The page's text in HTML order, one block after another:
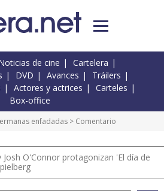
de cine
Cartelera
DVD Avances
Tráilers
Actores y actrices
Carteles
Box-office
enfadadas > Comentario
Josh O'Connor protagonizan 'El día de